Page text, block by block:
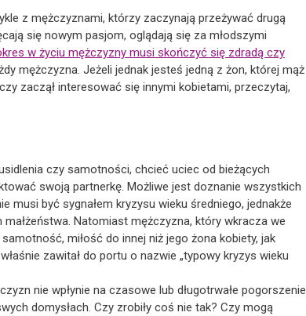
z mężczyznami, którzy zaczynają przeżywać drugą
się nowym pasjom, oglądają się za młodszymi
w życiu mężczyzny musi skończyć się zdradą czy
mężczyzna. Jeżeli jednak jesteś jedną z żon, której mąż
zaczął interesować się innymi kobietami, przeczytaj,
czy samotności, chcieć uciec od bieżących
swoją partnerkę. Możliwe jest doznanie wszystkich
być sygnałem kryzysu wieku średniego, jednakże
Natomiast mężczyzna, który wkracza we
miłość do innej niż jego żona kobiety, jak
zawitał do portu o nazwie „typowy kryzys wieku
nie wpłynie na czasowe lub długotrwałe pogorszenie
domysłach. Czy zrobiły coś nie tak? Czy mogą